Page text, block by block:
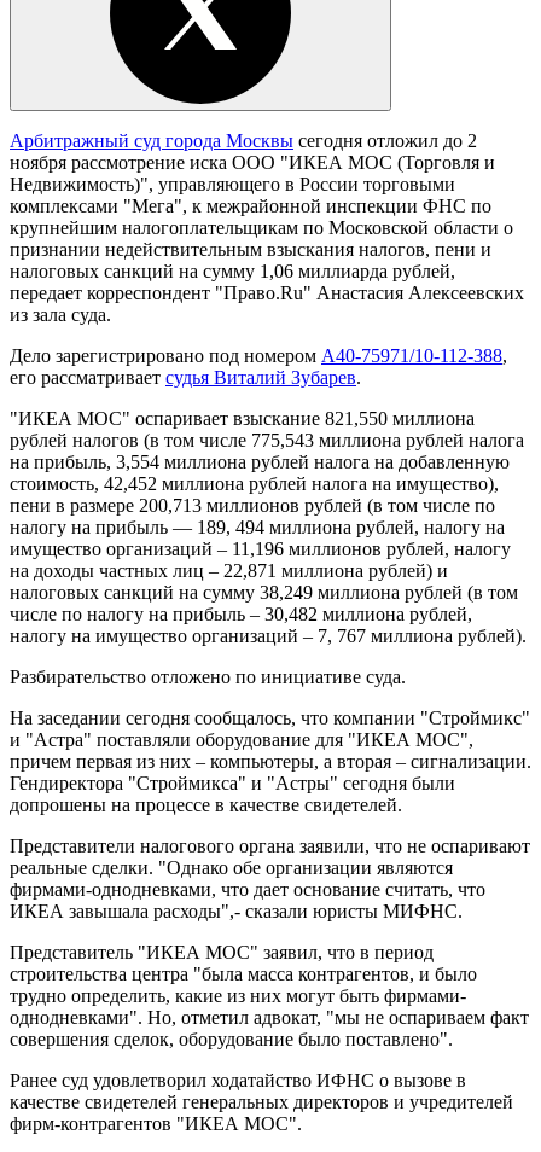
Арбитражный суд города Москвы сегодня отложил до 2
ноября рассмотрение иска ООО "ИКЕА МОС (Торговля и
Недвижимость)", управляющего в России торговыми
комплексами "Мега", к межрайонной инспекции ФНС по
крупнейшим налогоплательщикам по Московской области о
признании недействительным взыскания налогов, пени и
налоговых санкций на сумму 1,06 миллиарда рублей,
передает корреспондент "Право.Ru" Анастасия Алексеевских
из зала суда.
Дело зарегистрировано под номером А40-75971/10-112-388,
его рассматривает судья Виталий Зубарев.
"ИКЕА МОС" оспаривает взыскание 821,550 миллиона
рублей налогов (в том числе 775,543 миллиона рублей налога
на прибыль, 3,554 миллиона рублей налога на добавленную
стоимость, 42,452 миллиона рублей налога на имущество),
пени в размере 200,713 миллионов рублей (в том числе по
налогу на прибыль — 189, 494 миллиона рублей, налогу на
имущество организаций – 11,196 миллионов рублей, налогу
на доходы частных лиц – 22,871 миллиона рублей) и
налоговых санкций на сумму 38,249 миллиона рублей (в том
числе по налогу на прибыль – 30,482 миллиона рублей,
налогу на имущество организаций – 7, 767 миллиона рублей).
Разбирательство отложено по инициативе суда.
На заседании сегодня сообщалось, что компании "Строймикс"
и "Астра" поставляли оборудование для "ИКЕА МОС",
причем первая из них – компьютеры, а вторая – сигнализации.
Гендиректора "Строймикса" и "Астры" сегодня были
допрошены на процессе в качестве свидетелей.
Представители налогового органа заявили, что не оспаривают
реальные сделки. "Однако обе организации являются
фирмами-однодневками, что дает основание считать, что
ИКЕА завышала расходы",- сказали юристы МИФНС.
Представитель "ИКЕА МОС" заявил, что в период
строительства центра "была масса контрагентов, и было
трудно определить, какие из них могут быть фирмами-
однодневками". Но, отметил адвокат, "мы не оспариваем факт
совершения сделок, оборудование было поставлено".
Ранее суд удовлетворил ходатайство ИФНС о вызове в
качестве свидетелей генеральных директоров и учредителей
фирм-контрагентов "ИКЕА МОС".